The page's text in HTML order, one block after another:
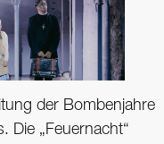
der Bombenjahre
Die „Feuernacht“